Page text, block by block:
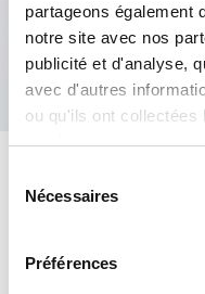
partageons également
notre site avec nos
publicité et d'analyse,
avec d'autres
ou qu'ils ont collectées
services.
Nécessaires
Préférences
Feuille de
182,4 x 124,4 mm,
Spécifications